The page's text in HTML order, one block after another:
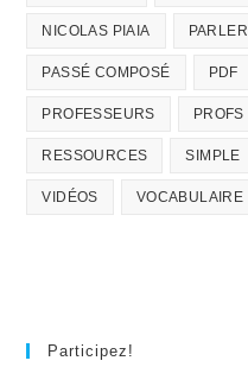
NICOLAS PIAIA PARLER
PASSÉ COMPOSÉ PDF
PROFESSEURS PROFS
RESSOURCES SIMPLE
VIDÉOS VOCABULAIRE
Participez!